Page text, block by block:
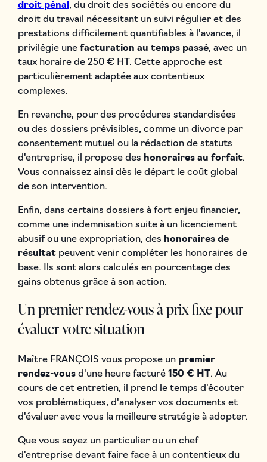
droit pénal , du droit des sociétés ou encore du
droit du travail nécessitant un suivi régulier et des
prestations difficilement quantifiables à l'avance, il
privilégie une facturation au temps passé, avec un
taux horaire de 250 € HT. Cette approche est
particulièrement adaptée aux contentieux
complexes.
En revanche, pour des procédures standardisées
ou des dossiers prévisibles, comme un divorce par
consentement mutuel ou la rédaction de statuts
d'entreprise, il propose des honoraires au forfait.
Vous connaissez ainsi dès le départ le coût global
de son intervention.
Enfin, dans certains dossiers à fort enjeu financier,
comme une indemnisation suite à un licenciement
abusif ou une expropriation, des honoraires de
résultatpeuvent venir compléter les honoraires de
base. Ils sont alors calculés en pourcentage des
gains obtenus grâce à son action.
Un premier rendez-vous à prix fixe pour
évaluer votre situation
Maître FRANÇOIS vous propose un premier
rendez-vousd'une heure facturé150 € HT . Au
cours de cet entretien, il prend le temps d'écouter
vos problématiques, d'analyser vos documents et
d'évaluer avec vous la meilleure stratégie à adopter.
Que vous soyez un particulier ou un chef
d'entreprise devant faire face à un contentieux du